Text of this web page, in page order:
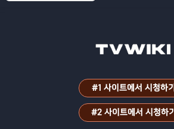
#1 사이트에서 시청하기
#2 사이트에서 시청하기